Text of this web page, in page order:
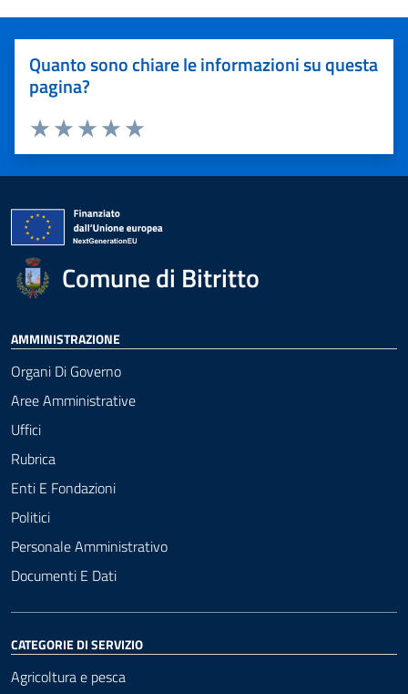
Quanto sono chiare le informazioni su questa
pagina?
Valuta 5 stelle su 5
Valuta 4 stelle su 5
Valuta 3 stelle su 5
Valuta 2 stelle su 5
Valuta 1 stelle su 5
Comune di Bitritto
AMMINISTRAZIONE
Organi Di Governo
Aree Amministrative
Uffici
Rubrica
Enti E Fondazioni
Politici
Personale Amministrativo
Documenti E Dati
CATEGORIE DI SERVIZIO
Agricoltura e pesca